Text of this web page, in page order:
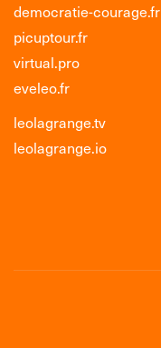
democratie-courage.fr
picuptour.fr
virtual.pro
eveleo.fr
leolagrange.tv
leolagrange.io